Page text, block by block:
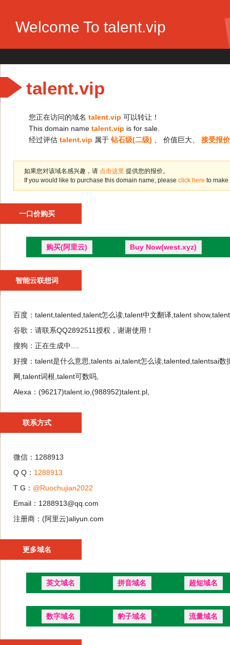
Welcome To talent.vip
talent.vip
您正在访问的域名 talent.vip 可以转让！
This domain name talent.vip is for sale.
经过评估 talent.vip 属于 钻石级(二级) 、 价值巨大、 接受报价
如果您对该域名感兴趣，请 点击这里 提供您的报价。
If you would like to purchase this domain name, please click here to make
一口价购买
购买(阿里云) Buy Now(west.xyz)
智能云联想词
百度： talent,talented,talent怎么读,talent中文翻译,talent
谷歌： 请联系QQ2892511授权，谢谢使用！
搜狗： 正在生成中....
好搜： talent是什么意思,talents ai,talent怎么读,talented,talentsai
网,talent词根,talent可数吗,
Alexa： (96217)talent.io,(988952)talent.pl,
联系方式
微信：1288913
Q Q： 1288913
T G： @Ruochujian2022
Email：1288913@qq.com
注册商：(阿里云)aliyun.com
更多域名
英文域名 拼音域名 超短域名
数字域名 豹子域名 流量域名